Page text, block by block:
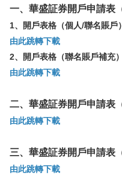
要聞
快訊
美股
港股
新股
華盛APls
低時延極速交易系統
概述
AM 資產管理服務
ECM 股權資本市場服務
FICC 固定收益、外匯和
WM 財富管理服務
一、華盛証券開戶申請表
1、開戶表格（個人/聯名賬戶）
由此跳轉下載
2、開戶表格（聯名賬戶補充）
由此跳轉下載
二、華盛証券開戶申請表
由此跳轉下載
三、華盛証券開戶申請表
由此跳轉下載